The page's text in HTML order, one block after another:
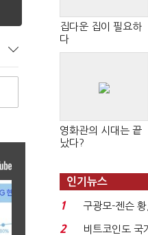
집다운 집이 필요하
다
영화관의 시대는 끝
났다?
인기뉴스
1
구광모-젠슨
로봇·AI 등 논...
2
비트코인도 국